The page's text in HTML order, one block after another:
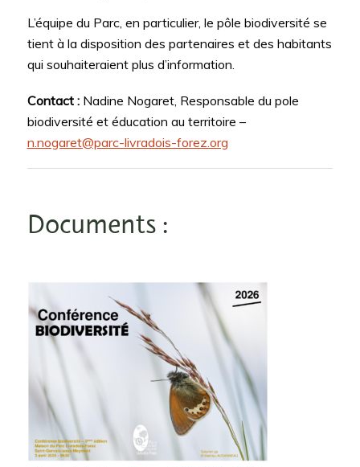
L’équipe du Parc, en particulier, le pôle biodiversité se
tient à la disposition des partenaires et des habitants
qui souhaiteraient plus d’information.
Contact :Nadine Nogaret, Responsable du pole
biodiversité et éducation au territoire –
n.nogaret@parc-livradois-forez.org
Documents :